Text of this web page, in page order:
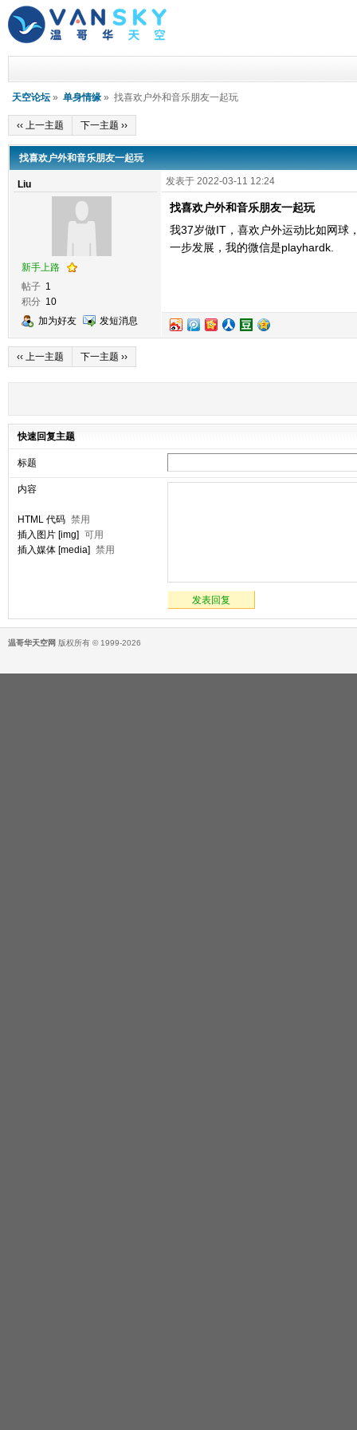
天空论坛 » 单身情缘 » 找喜欢户外和音乐朋友一起玩
‹‹ 上一主题 下一主题 ››
找喜欢户外和音乐朋友一起玩
Liu
新手上路
帖子 1
积分 10
加为好友
发短消息
发表于 2022-03-11 12:24
找喜欢户外和音乐朋友一起玩
我37岁做IT，喜欢户外运动比如网球
一步发展，我的微信是playhardk.
‹‹ 上一主题 下一主题 ››
快速回复主题
标题
内容
HTML 代码 禁用
插入图片 [img] 可用
插入媒体 [media] 禁用
发表回复
温哥华天空网 版权所有 © 1999-2026